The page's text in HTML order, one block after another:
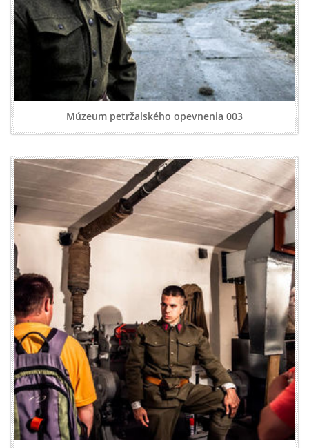
Múzeum petržalského opevnenia 003